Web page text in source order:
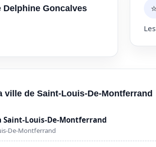
Goncalves ⭐
ville de Saint-Louis-De-Montferrand
Saint-Louis-De-Montferrand
De-Montferrand